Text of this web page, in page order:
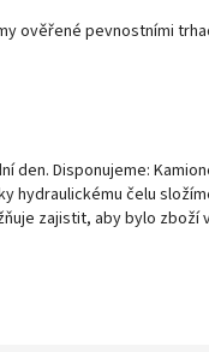
ověřené pevnostními
Disponujeme:
hydraulickému čelu
zajistit, aby bylo zboží